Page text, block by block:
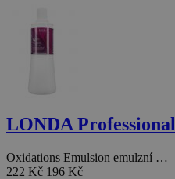
LONDA Professional
Oxidations Emulsion emulzní …
222 Kč 196 Kč